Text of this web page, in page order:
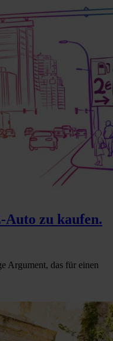
zu kaufen.
Argument, das für einen